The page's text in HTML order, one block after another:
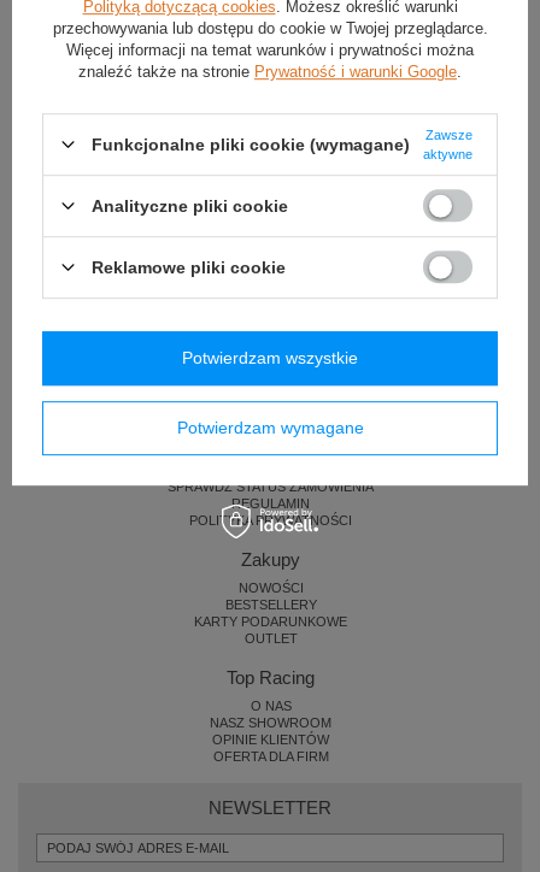
Pomoc i zamówienia
KONTAKT
ZWROTY I REKLAMACJE
SPRAWDŹ STATUS ZAMÓWIENIA
REGULAMIN
POLITYKA PRYWATNOŚCI
Zakupy
NOWOŚCI
BESTSELLERY
KARTY PODARUNKOWE
OUTLET
Top Racing
O NAS
NASZ SHOWROOM
OPINIE KLIENTÓW
OFERTA DLA FIRM
NEWSLETTER
Polityką dotyczącą cookies . Możesz określić warunki
przechowywania lub dostępu do cookie w Twojej przeglądarce.
Więcej informacji na temat warunków i prywatności można
znaleźć także na stronie Prywatność i warunki Google
Funkcjonalne pliki cookie (wymagane)
Zawsze
aktywne
Analityczne pliki cookie
Reklamowe pliki cookie
Potwierdzam wymagane
Potwierdzam wszystkie